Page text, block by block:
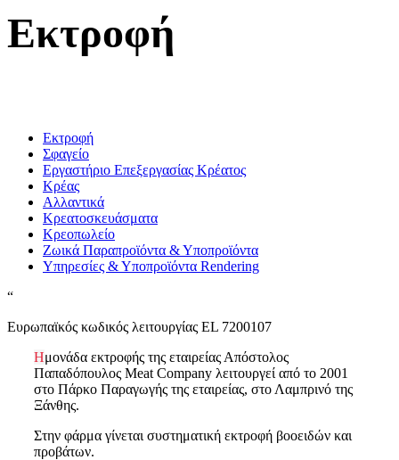
Εκτροφή
Εκτροφή
Σφαγείο
Εργαστήριο Επεξεργασίας Κρέατος
Κρέας
Αλλαντικά
Κρεατοσκευάσματα
Kρεοπωλείο
Ζωικά Παραπροϊόντα & Υποπροϊόντα
Υπηρεσίες & Υποπροϊόντα Rendering
“
Ευρωπαϊκός κωδικός λειτουργίας EL 7200107
Ημονάδα εκτροφής της εταιρείας Απόστολος
Παπαδόπουλος Meat Company λειτουργεί από το 2001
στο Πάρκο Παραγωγής της εταιρείας, στο Λαμπρινό της
Ξάνθης.
Στην φάρμα γίνεται συστηματική εκτροφή βοοειδών και
προβάτων.